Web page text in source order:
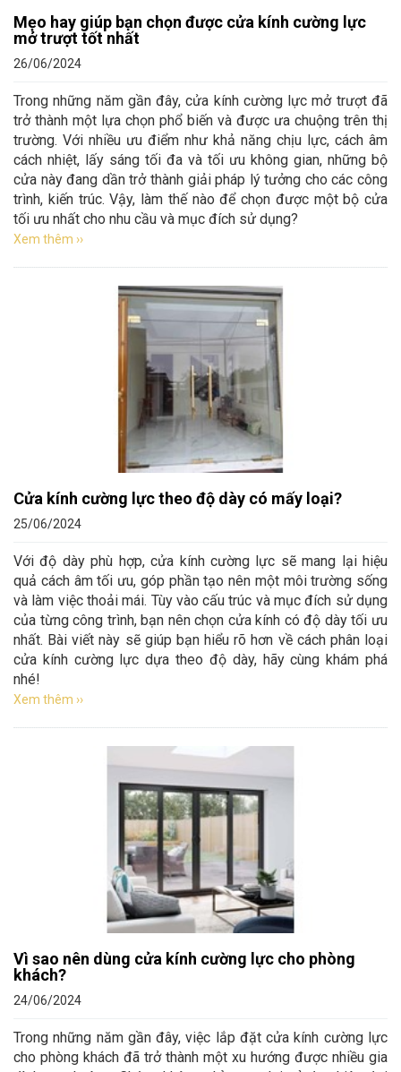
Mẹo hay giúp bạn chọn được cửa kính cường lực
mở trượt tốt nhất
26/06/2024
Trong những năm gần đây, cửa kính cường lực mở trượt đã
trở thành một lựa chọn phổ biến và được ưa chuộng trên thị
trường. Với nhiều ưu điểm như khả năng chịu lực, cách âm
cách nhiệt, lấy sáng tối đa và tối ưu không gian, những bộ
cửa này đang dần trở thành giải pháp lý tưởng cho các công
trình, kiến trúc. Vậy, làm thế nào để chọn được một bộ cửa
tối ưu nhất cho nhu cầu và mục đích sử dụng?
Xem thêm ››
Cửa kính cường lực theo độ dày có mấy loại?
25/06/2024
Với độ dày phù hợp, cửa kính cường lực sẽ mang lại hiệu
quả cách âm tối ưu, góp phần tạo nên một môi trường sống
và làm việc thoải mái. Tùy vào cấu trúc và mục đích sử dụng
của từng công trình, bạn nên chọn cửa kính có độ dày tối ưu
nhất. Bài viết này sẽ giúp bạn hiểu rõ hơn về cách phân loại
cửa kính cường lực dựa theo độ dày, hãy cùng khám phá
nhé!
Xem thêm ››
Vì sao nên dùng cửa kính cường lực cho phòng
khách?
24/06/2024
Trong những năm gần đây, việc lắp đặt cửa kính cường lực
cho phòng khách đã trở thành một xu hướng được nhiều gia